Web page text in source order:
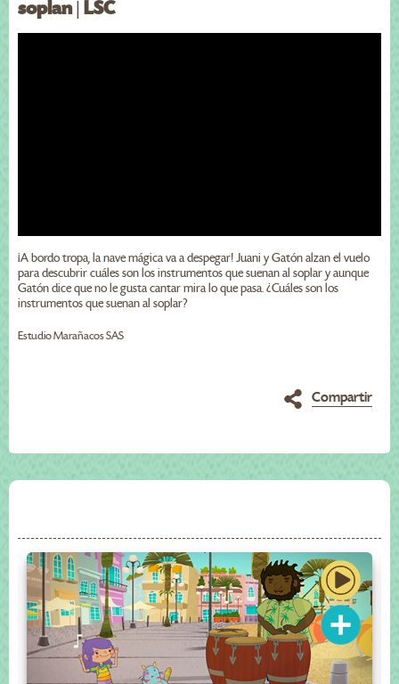
soplan | LSC
¡A bordo tropa, la nave mágica va a despegar! Juani y Gatón alzan el vuelo
para descubrir cuáles son los instrumentos que suenan al soplar y aunque
Gatón dice que no le gusta cantar mira lo que pasa. ¿Cuáles son los
instrumentos que suenan al soplar?
Estudio Marañacos SAS
Compartir